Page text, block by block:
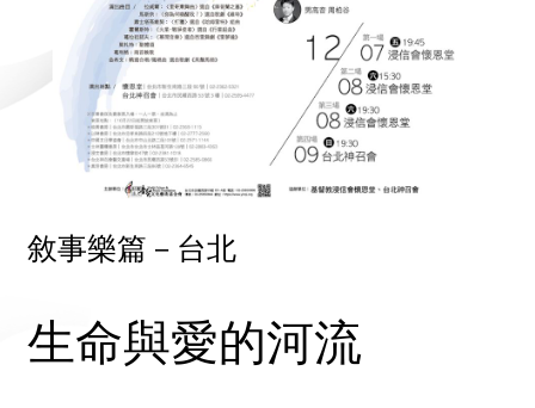
敘事樂篇－台北
生命與愛的河流